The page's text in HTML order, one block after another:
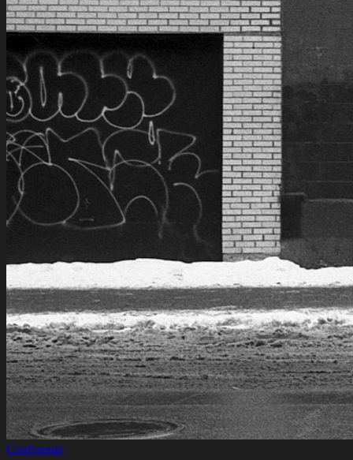
Conformité